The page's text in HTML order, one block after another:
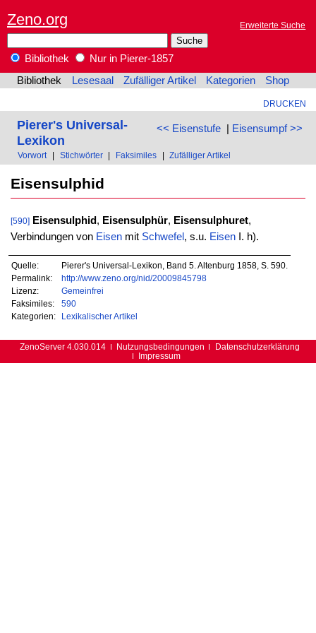
Zeno.org Erweiterte Suche
Bibliothek
Nur in Pierer-1857
Bibliothek
Lesesaal Zufälliger Artikel Kategorien Shop
DRUCKEN
<< Eisenstufe| Eisensumpf >>
Pierer's Universal-
Lexikon
Vorwort Stichwörter Faksimiles Zufälliger Artikel
Eisensulphid
[590] Eisensulphid, Eisensulphür, Eisensulphuret,
Verbindungen von Eisenmit Schwefel , s.u. EisenI. h).
Quelle:
Pierer's Universal-Lexikon, Band 5. Altenburg 1858, S. 590.
Permalink:
http://www.zeno.org/nid/20009845798
Lizenz:
Gemeinfrei
Faksimiles:
590
Kategorien:
Lexikalischer Artikel
ZenoServer 4.030.014 Nutzungsbedingungen
Datenschutzerklärung
Impressum